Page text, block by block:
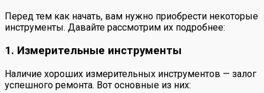
Перед тем как начать, вам нужно приобрести некоторые
инструменты. Давайте рассмотрим их подробнее:
1. Измерительные инструменты
Наличие хороших измерительных инструментов — залог
успешного ремонта. Вот основные из них: